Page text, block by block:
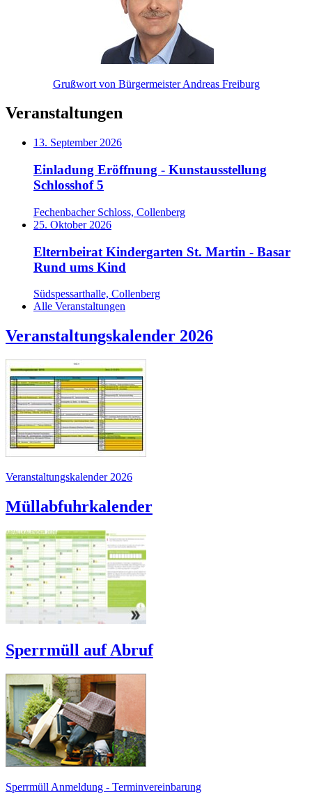
Grußwort von Bürgermeister Andreas Freiburg
Veranstaltungen
13. September 2026
Einladung Eröffnung - Kunstausstellung
Schlosshof 5
Fechenbacher Schloss, Collenberg
25. Oktober 2026
Elternbeirat Kindergarten St. Martin - Basar
Rund ums Kind
Südspessarthalle, Collenberg
Alle Veranstaltungen
Veranstaltungskalender 2026
Veranstaltungskalender 2026
Müllabfuhrkalender
Sperrmüll auf Abruf
Sperrmüll Anmeldung - Terminvereinbarung